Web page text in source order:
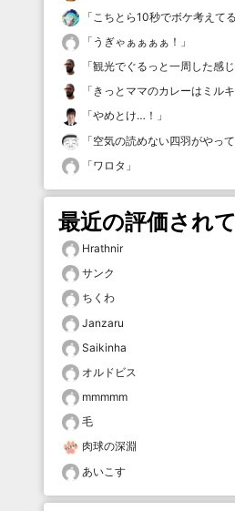
「 こちとら10秒でボケ考えて
「 うぎゃぁぁぁぁ！ 」
「観光でぐるっと一周した感
「 きっとママのカレーはミル
「やめとけ…！ 」
「空気の読めない四羽がやっ
「ワロタ 」
最近の評価され
Hrathnir
サンク
ちくわ
Janzaru
Saikinha
オルドビス
mmmmm
毛
肉球の深淵
あいこす